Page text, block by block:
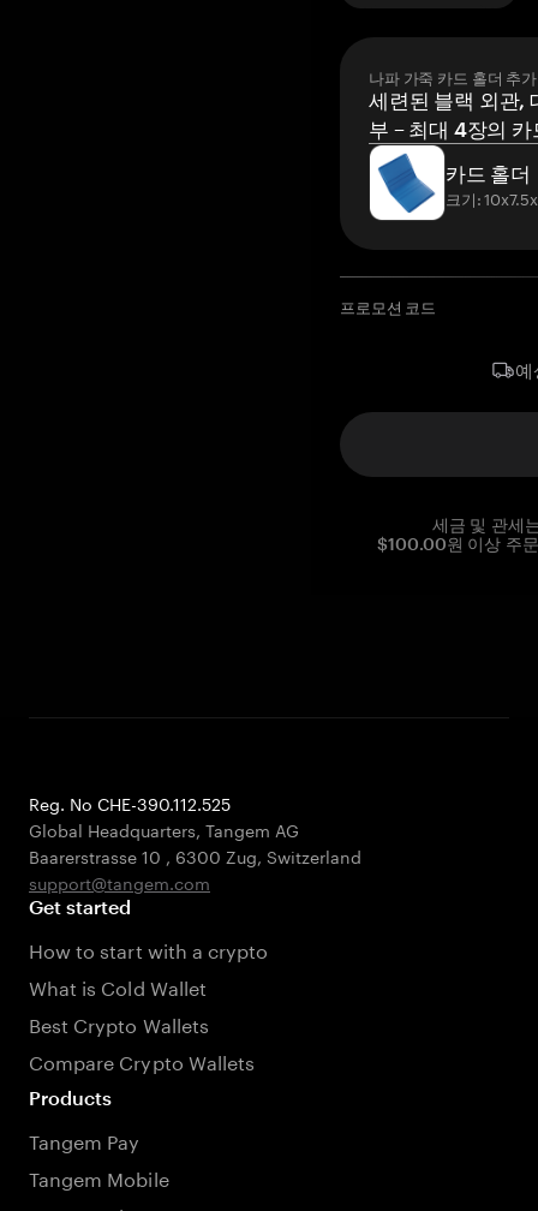
나파 가죽 카드 홀더 추가
세련된 블랙 외관,
부 – 최대 4장의
카드 홀더
크기:
프로모션 코드
예
세금 및 관세
$100.00원 이상 주
Reg. No CHE-390.112.525
Global Headquarters, Tangem AG
Baarerstrasse 10 , 6300 Zug, Switzerland
support@tangem.com
Get started
How to start with a crypto
What is Cold Wallet
Best Crypto Wallets
Compare Crypto Wallets
Products
Tangem Pay
Tangem Mobile